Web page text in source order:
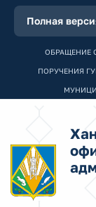
Полная
ОБРАЩЕНИЕ
ПОРУЧЕНИЯ